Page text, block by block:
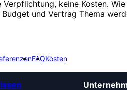
keine Kosten.
und Vertrag Thema
FAQKosten